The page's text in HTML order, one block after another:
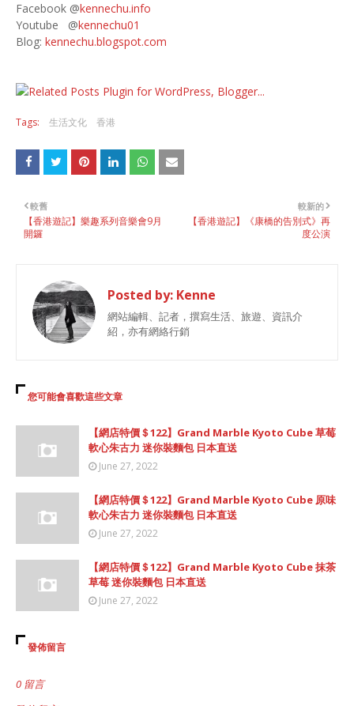
Facebook @kennechu.info
Youtube @kennechu01
Blog: kennechu.blogspot.com
Tags: 生活文化 香港
較新的
【香港遊記】《康橋的告別式》再
度公演
較舊
【香港遊記】樂趣系列音樂會9月
開鑼
Posted by: Kenne
網站編輯、記者，撰寫生活、旅遊、資訊介
紹，亦有網絡行銷
您可能會喜歡這些文章
【網店特價＄122】Grand Marble Kyoto Cube 草莓
軟心朱古力 迷你裝麵包 日本直送
June 27, 2022
【網店特價＄122】Grand Marble Kyoto Cube 原味
軟心朱古力 迷你裝麵包 日本直送
June 27, 2022
【網店特價＄122】Grand Marble Kyoto Cube 抹茶
草莓 迷你裝麵包 日本直送
June 27, 2022
發佈留言
0 留言